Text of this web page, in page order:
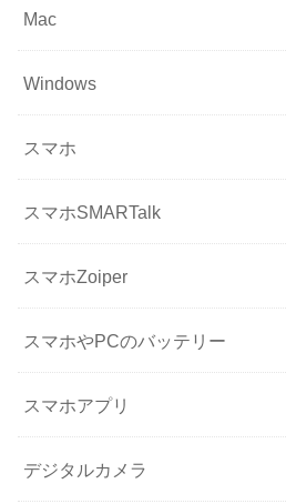
Mac
Windows
スマホ
スマホSMARTalk
スマホZoiper
スマホやPCのバッテリー
スマホアプリ
デジタルカメラ